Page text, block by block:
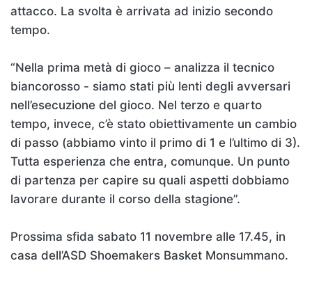
attacco. La svolta è arrivata ad inizio secondo
tempo.
“Nella prima metà di gioco – analizza il tecnico
biancorosso - siamo stati più lenti degli avversari
nell’esecuzione del gioco. Nel terzo e quarto
tempo, invece, c’è stato obiettivamente un cambio
di passo (abbiamo vinto il primo di 1 e l’ultimo di 3).
Tutta esperienza che entra, comunque. Un punto
di partenza per capire su quali aspetti dobbiamo
lavorare durante il corso della stagione”.
Prossima sfida sabato 11 novembre alle 17.45, in
casa dell’ASD Shoemakers Basket Monsummano.